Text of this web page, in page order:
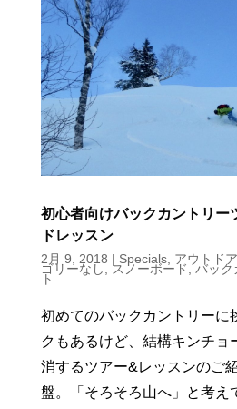
初心者向けバックカントリー
ドレッスン
2月 9, 2018 | Specials, アウトド
ゴリーなし, スノーボード,バック
ト
初めてのバックカントリーに
クもあるけど、結構キンチョ
消するツアー&レッスンのご
盤。「そろそろ山へ」と考え